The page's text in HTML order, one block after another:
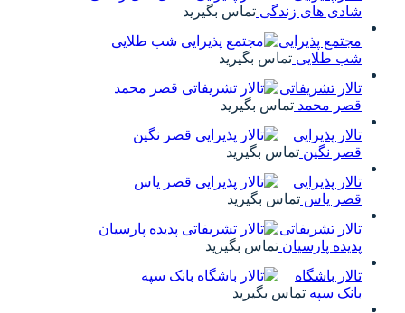
شادی های زندگی تماس بگیرید
مجتمع پذیرایی
شب طلایی تماس بگیرید
تالار تشریفاتی
قصر محمد تماس بگیرید
تالار پذیرایی
قصر نگین تماس بگیرید
تالار پذیرایی
قصر یاس تماس بگیرید
تالار تشریفاتی
پدیده پارسیان تماس بگیرید
تالار باشگاه
بانک سپه تماس بگیرید